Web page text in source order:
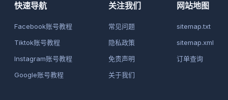
快速导航
Facebook账号教程
Tiktok账号教程
Instagram账号教程
Google账号教程
关注我们
常见问题
隐私政策
免责声明
关于我们
网站地图
sitemap.txt
sitemap.xml
订单查询